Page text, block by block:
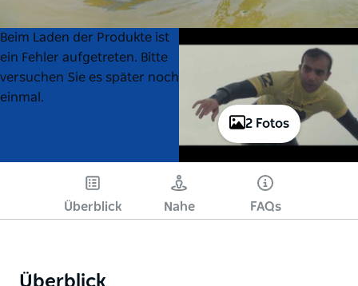
2 Fotos
Product
List
Product
List
Beim Laden der Produkte ist
ein Fehler aufgetreten. Bitte
versuchen Sie es später noch
einmal.
Überblick Nahe FAQs
Überblick